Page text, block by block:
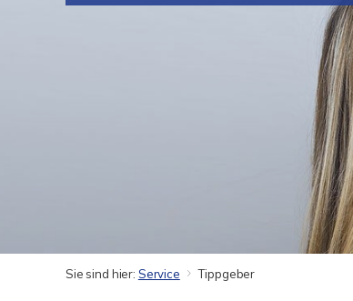
Sie sind hier: Service Tippgeber